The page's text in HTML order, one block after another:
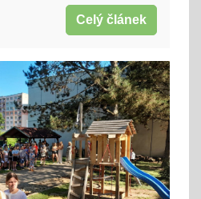
Celý článek